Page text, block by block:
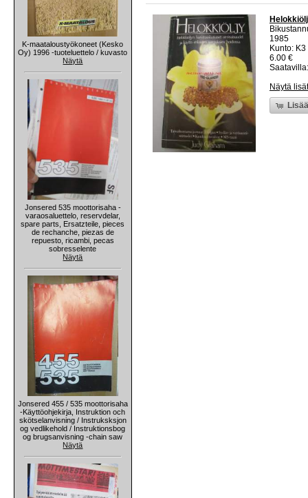
K-maataloustyökoneet (Kesko
Oy) 1996 -tuoteluettelo / kuvasto
Näytä
Jonsered 535 moottorisaha -
varaosaluettelo, reservdelar,
spare parts, Ersatzteile, pieces
de rechanche, piezas de
repuesto, ricambi, pecas
sobresselente
Näytä
Jonsered 455 / 535 moottorisaha
-Käyttöohjekirja, Instruktion och
skötselanvisning / Instruksksjon
og vedlikehold / Instruktionsbog
og brugsanvisning -chain saw
Näytä
1985
Kunto:
6.00 €
Näytä